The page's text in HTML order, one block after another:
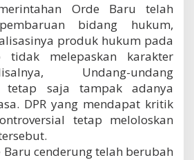
Orde Baru telah
bidang hukum,
produk hukum pada
melepaskan karakter
Undang-undang
tetap saja tampak adanya
DPR yang mendapat kritik
tetap meloloskan
Baru cenderung telah berubah